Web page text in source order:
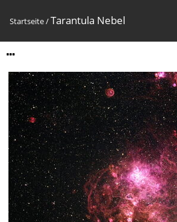
Startseite/Tarantula Nebel